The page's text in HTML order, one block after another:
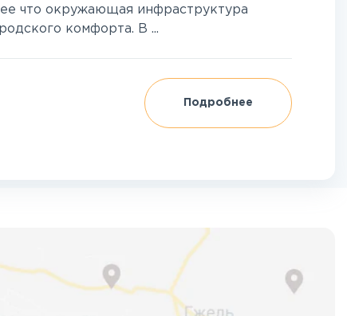
что окружающая инфраструктура
комфорта. В ...
Подробнее